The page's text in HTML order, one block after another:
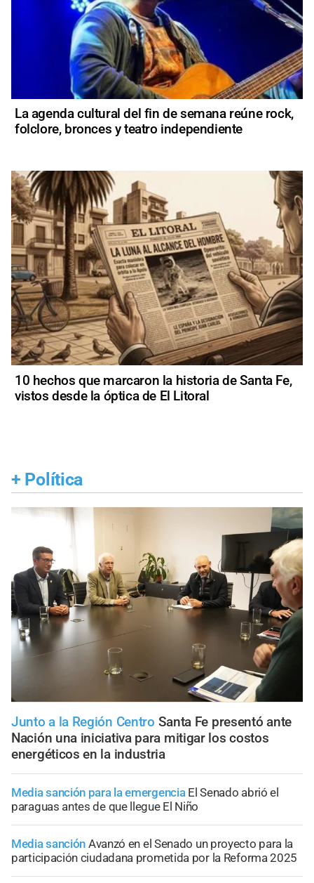
La agenda cultural del fin de semana reúne rock,
folclore, bronces y teatro independiente
10 hechos que marcaron la historia de Santa Fe,
vistos desde la óptica de El Litoral
+ Política
Junto a la Región Centro Santa Fe presentó ante
Nación una iniciativa para mitigar los costos
energéticos en la industria
Media sanción para la emergencia El Senado abrió el
paraguas antes de que llegue El Niño
Media sanción Avanzó en el Senado un proyecto para la
participación ciudadana prometida por la Reforma 2025